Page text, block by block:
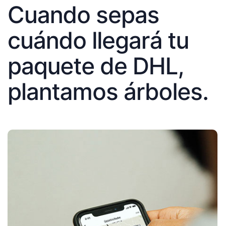
Cuando sepas
cuándo llegará tu
paquete de DHL,
plantamos árboles.